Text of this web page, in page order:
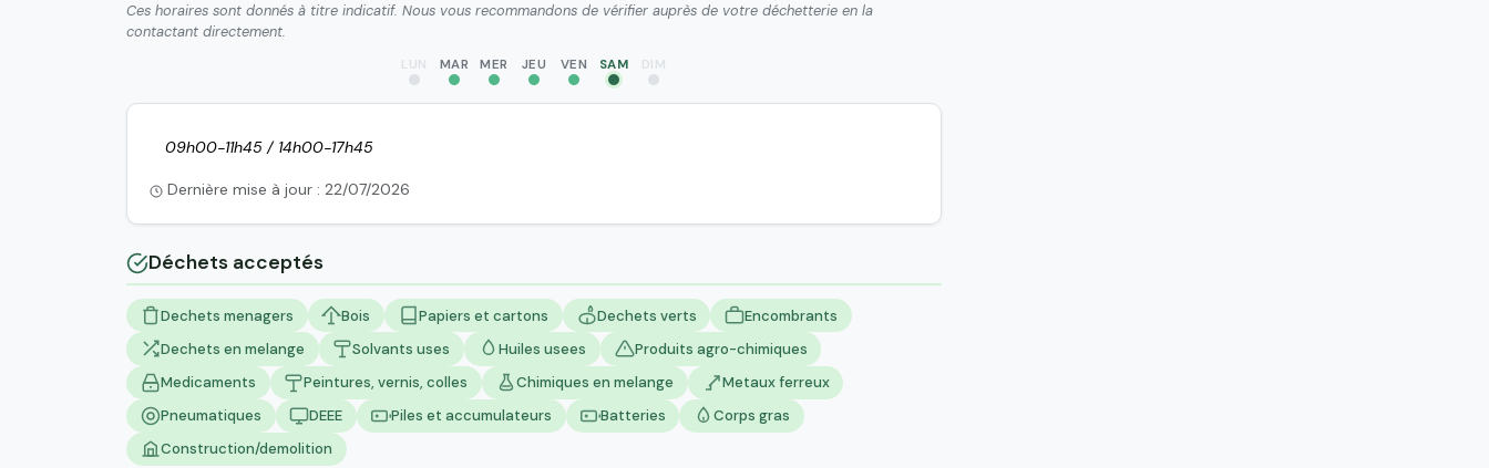
Ces horaires sont donnés à titre indicatif. Nous vous recommandons de vérifier auprès de votre déchetterie en la
contactant directement.
LUN MAR MER JEU VEN SAM DIM
09h00-11h45 / 14h00-17h45
Dernière mise à jour : 22/07/2026
Déchets acceptés
Dechets menagers Bois Papiers et cartons Dechets verts
Encombrants
Dechets en melange
Solvants uses Huiles usees
Produits agro-chimiques
Medicaments
Peintures, vernis, colles Chimiques en melange
Metaux ferreux
Pneumatiques
DEEE Piles et accumulateurs Batteries
Corps gras
Construction/demolition